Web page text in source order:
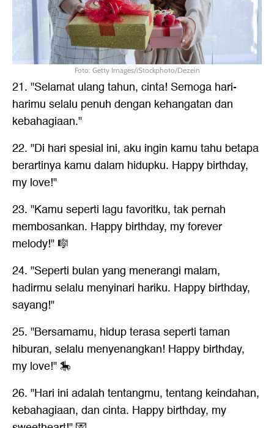
Foto: Getty Images/iStockphoto/Dezein
21. "Selamat ulang tahun, cinta! Semoga hari-
harimu selalu penuh dengan kehangatan dan
kebahagiaan."
22. "Di hari spesial ini, aku ingin kamu tahu betapa
berartinya kamu dalam hidupku. Happy birthday,
my love!"
23. "Kamu seperti lagu favoritku, tak pernah
membosankan. Happy birthday, my forever
melody!" 🎼
24. "Seperti bulan yang menerangi malam,
hadirmu selalu menyinari hariku. Happy birthday,
sayang!"
25. "Bersamamu, hidup terasa seperti taman
hiburan, selalu menyenangkan! Happy birthday,
my love!" 🎠
26. "Hari ini adalah tentangmu, tentang keindahan,
kebahagiaan, dan cinta. Happy birthday, my